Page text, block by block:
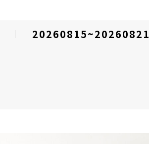
20260815~20260821